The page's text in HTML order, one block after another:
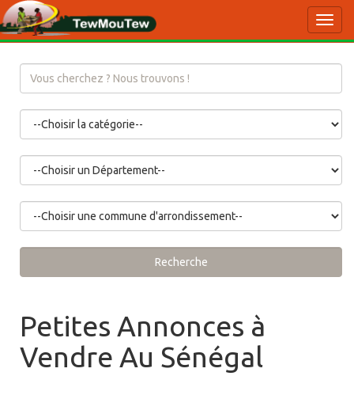
Recherche
Petites Annonces à
Vendre Au Sénégal